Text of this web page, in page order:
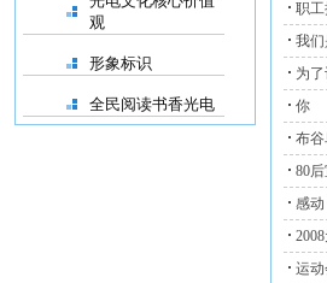
观
形象标识
全民阅读书香光电
职
我
为
你
布
80
感
运动